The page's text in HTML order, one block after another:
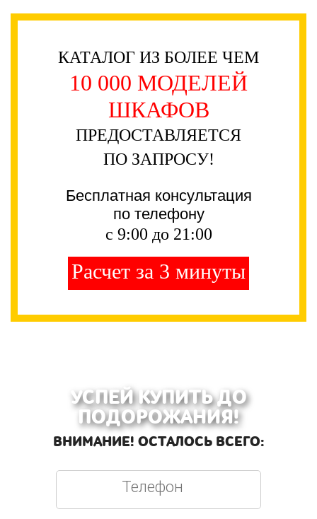
КАТАЛОГ ИЗ БОЛЕЕ ЧЕМ
10 000 МОДЕЛЕЙ
ШКАФОВ
ПРЕДОСТАВЛЯЕТСЯ
ПО ЗАПРОСУ!
Бесплатная консультация
по телефону
с 9:00 до 21:00
Расчет за 3 минуты
УСПЕЙ КУПИТЬ ДО
ПОДОРОЖАНИЯ!
ВНИМАНИЕ! ОСТАЛОСЬ ВСЕГО: